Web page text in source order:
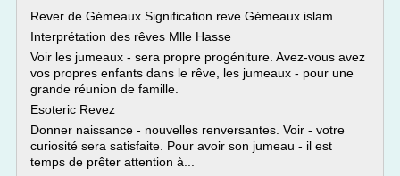
Rever de Gémeaux Signification reve Gémeaux islam
Interprétation des rêves Mlle Hasse
Voir les jumeaux - sera propre progéniture. Avez-vous avez
vos propres enfants dans le rêve, les jumeaux - pour une
grande réunion de famille.
Esoteric Revez
Donner naissance - nouvelles renversantes. Voir - votre
curiosité sera satisfaite. Pour avoir son jumeau - il est
temps de prêter attention à...